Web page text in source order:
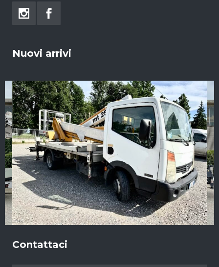
Nuovi arrivi
Contattaci